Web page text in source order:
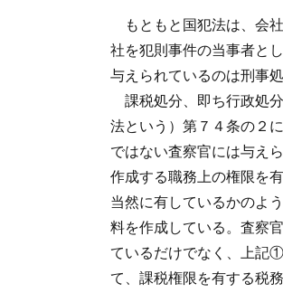
もともと国犯法は、会
社を犯則事件の当事者と
与えられているのは刑事
課税処分、即ち行政処
法という）第７４条の２
ではない査察官には与え
作成する職務上の権限を
当然に有しているかのよ
料を作成している。査察
ているだけでなく、上記
て、課税権限を有する税